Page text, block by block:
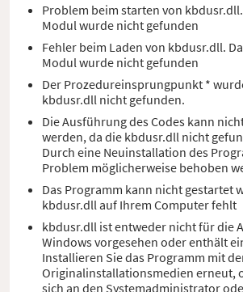
Problem beim starten von
Modul wurde nicht gefunden
Fehler beim Laden von kbdusr.dll.
Modul wurde nicht gefunden
Der Prozedureinsprungpunkt *
kbdusr.dll nicht gefunden.
Die Ausführung des Codes kann
werden, da die kbdusr.dll nicht
Durch eine Neuinstallation des
Problem möglicherweise behoben
Das Programm kann nicht gestartet
kbdusr.dll auf Ihrem Computer fehlt
kbdusr.dll ist entweder nicht für die
Windows vorgesehen oder enthält
Installieren Sie das Programm mit
Originalinstallationsmedien erneut,
sich an den Systemadministrator